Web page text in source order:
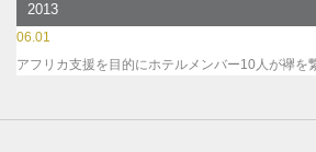
2013
06.01
アフリカ支援を目的にホテルメンバー10人が襷を